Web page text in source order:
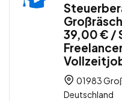
39,00 € /
01983
Deutschland